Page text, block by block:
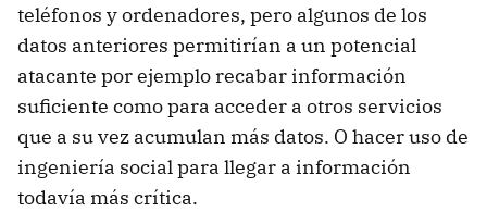
teléfonos y ordenadores, pero algunos de los
datos anteriores permitirían a un potencial
atacante por ejemplo recabar información
suficiente como para acceder a otros servicios
que a su vez acumulan más datos. O hacer uso de
ingeniería social para llegar a información
todavía más crítica.